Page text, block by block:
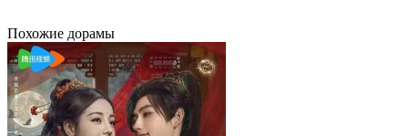
Похожие дорамы